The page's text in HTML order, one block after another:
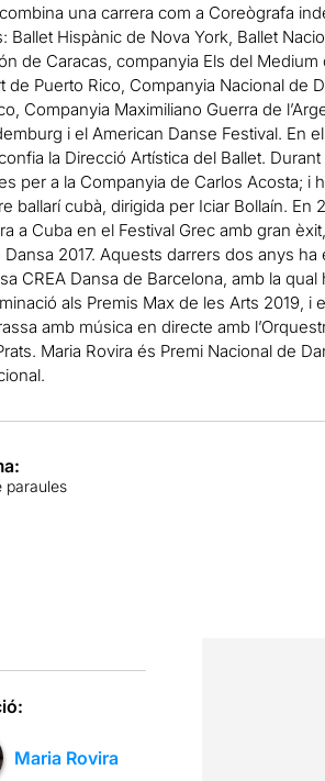
una carrera com a Coreògrafa
Hispànic de Nova York, Ballet
de Caracas, companyia Els del Medium
de Puerto Rico, Companyia Nacional de
Companyia Maximiliano Guerra de
i el American Danse Festival. En
la Direcció Artística del Ballet.
per a la Companyia de Carlos Acosta; i
ballarí cubà, dirigida per Iciar Bollaín. En
a Cuba en el Festival Grec amb gran
2017. Aquests darrers dos anys ha
CREA Dansa de Barcelona, amb la qual
als Premis Max de les Arts 2019, i
amb música en directe amb
Maria Rovira és Premi Nacional de
paraules
Maria Rovira